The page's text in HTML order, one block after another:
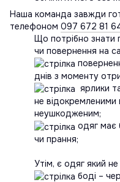
Наша команда завжди
телефоном 097 672 81
Що потрібно знати
чи повернення на
днів з моменту
ярлики
не відокремленими
неушкодженим;
одяг має
чи прання;
Утім, є одяг який
боді –